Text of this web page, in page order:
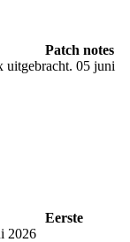
Patch notes
uitgebracht. 05 juni
Eerste
2026